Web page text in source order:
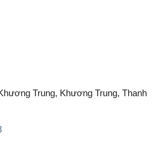
Trung, Khương Trung, Thanh